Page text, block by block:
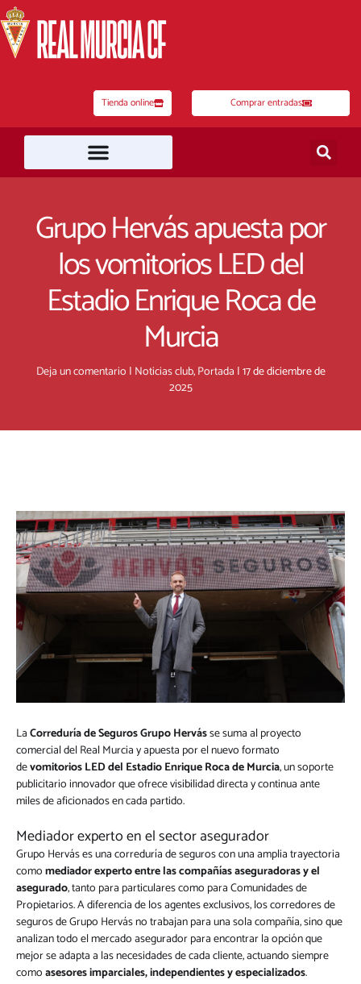
al
contenido
Tienda online Comprar entradas
Grupo Hervás apuesta por
los vomitorios LED del
Estadio Enrique Roca de
Murcia
Deja un comentario | Noticias club,Portada |17 de diciembre de
2025
LaCorreduría de Seguros Grupo Hervásse suma al proyecto
comercial del Real Murcia y apuesta por el nuevo formato
devomitorios LED del Estadio Enrique Roca de Murcia, un soporte
publicitario innovador que ofrece visibilidad directa y continua ante
miles de aficionados en cada partido.
Mediador experto en el sector asegurador
Grupo Hervás es una correduría de seguros con una amplia trayectoria
comomediador experto entre las compañías aseguradoras y el
asegurado, tanto para particulares como para Comunidades de
Propietarios. A diferencia de los agentes exclusivos, los corredores de
seguros de Grupo Hervás no trabajan para una sola compañía, sino que
analizan todo el mercado asegurador para encontrar la opción que
mejor se adapta a las necesidades de cada cliente, actuando siempre
comoasesores imparciales, independientes y especializados.